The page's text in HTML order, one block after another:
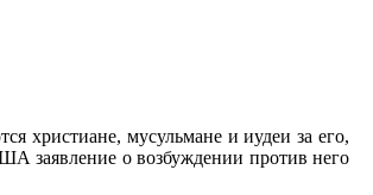
мусульмане и иудеи за его,
заявление о возбуждении против него